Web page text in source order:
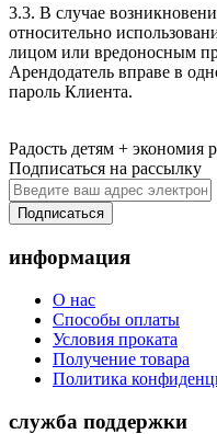
3.3. В случае
относительно
лицом или вредоносным
Арендодатель вправе в
пароль Клиента.
Радость детям + экономия
Подписаться на рассылку
Подписаться
информация
О нас
Способы оплаты
Условия проката
Получение товара
Политика
служба поддержки